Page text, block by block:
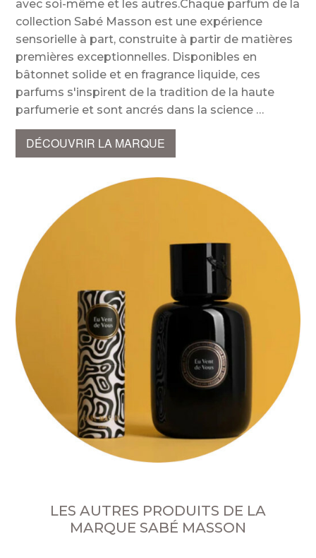
avec soi-même et les autres.Chaque parfum de la
collection Sabé Masson est une expérience
sensorielle à part, construite à partir de matières
premières exceptionnelles. Disponibles en
bâtonnet solide et en fragrance liquide, ces
parfums s'inspirent de la tradition de la haute
parfumerie et sont ancrés dans la science
DÉCOUVRIR LA MARQUE
LES AUTRES PRODUITS DE LA
MARQUE SABÉ MASSON